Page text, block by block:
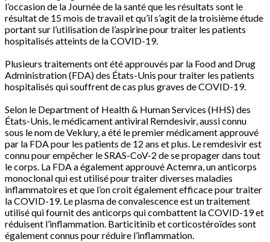
l’occasion de la Journée de la santé que les résultats sont le
résultat de 15 mois de travail et qu’il s’agit de la troisième étude
portant sur l’utilisation de l’aspirine pour traiter les patients
hospitalisés atteints de la COVID-19.
Plusieurs traitements ont été approuvés par la Food and Drug
Administration (FDA) des États-Unis pour traiter les patients
hospitalisés qui souffrent de cas plus graves de COVID-19.
Selon le Department of Health & Human Services (HHS) des
États-Unis, le médicament antiviral Remdesivir, aussi connu
sous le nom de Veklury, a été le premier médicament approuvé
par la FDA pour les patients de 12 ans et plus. Le remdesivir est
connu pour empêcher le SRAS-CoV-2 de se propager dans tout
le corps. La FDA a également approuvé Actemra, un anticorps
monoclonal qui est utilisé pour traiter diverses maladies
inflammatoires et que l’on croit également efficace pour traiter
la COVID-19. Le plasma de convalescence est un traitement
utilisé qui fournit des anticorps qui combattent la COVID-19 et
réduisent l’inflammation. Barticitinib et corticostéroïdes sont
également connus pour réduire l’inflammation.